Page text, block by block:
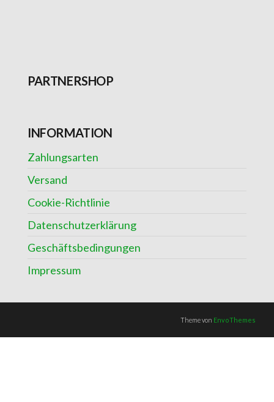
PARTNERSHOP
INFORMATION
Zahlungsarten
Versand
Cookie-Richtlinie
Datenschutzerklärung
Geschäftsbedingungen
Impressum
Theme von EnvoThemes